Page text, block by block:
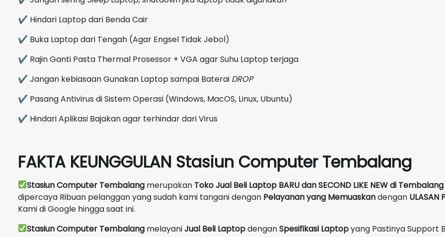
✔ Hindari Laptop dari Benda Cair
✔ Buka Laptop dari Tengah (Agar Engsel Tidak Jebol)
✔ Rajin Ganti Pasta Thermal Prosessor + VGA agar Suhu Laptop terjaga
✔ Jangan kebiasaan Gunakan Laptop sampai Baterai DROP
✔ Pasang Antivirus di Sistem Operasi (Windows, MacOS, Linux, Ubuntu)
✔ Hindari Aplikasi Bajakan agar terhindar dari Virus
FAKTA KEUNGGULAN Stasiun Computer Tembalang
Stasiun Computer Tembalang merupakan Toko Jual Beli Laptop BARU dan SECOND LIKE NEWdi Tembalang
dipercaya Ribuan pelanggan yang sudah kami tangani dengan Pelayanan yang Memuaskandengan ULASAN
Kami di Google hingga saat ini.
Stasiun Computer Tembalang melayaniJual Beli LaptopdenganSpesifikasi Laptopyang Pastinya Support